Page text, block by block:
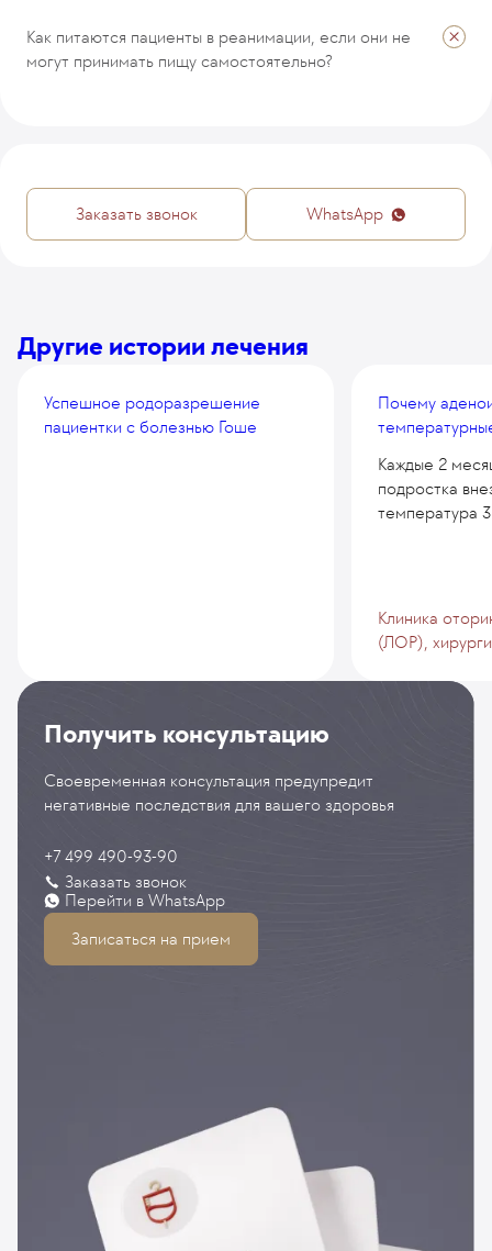
Как питаются пациенты в реанимации, если они не
могут принимать пищу самостоятельно?
WhatsApp
Заказать звонок
Другие истории лечения
Успешное родоразрешение
пациентки с болезнью Гоше
Почему
Каждые 2
подростка
температура
Клиника
(ЛОР),
Получить консультацию
Своевременная консультация предупредит
негативные последствия для вашего здоровья
Записаться на прием
+7 499 490-93-90
Перейти в WhatsApp
Заказать звонок